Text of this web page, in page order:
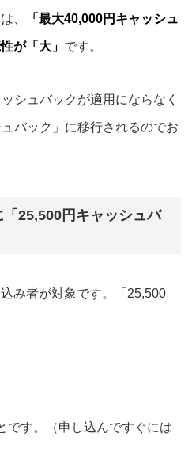
、 「最大40,000円キャッシュ
が「大」 です。
シュバックが適用にならなく
バック」に移行されるのでお
25,500円キャッシュバ
み者が対象です。「25,500
です。（申し込んですぐには